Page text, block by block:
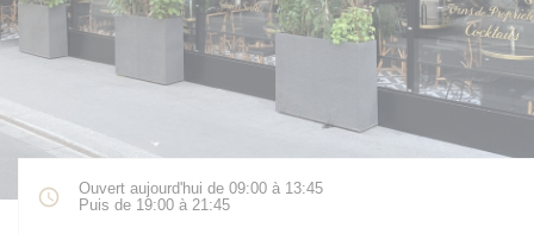
Ouvert aujourd'hui de 09:00 à 13:45
Puis de 19:00 à 21:45